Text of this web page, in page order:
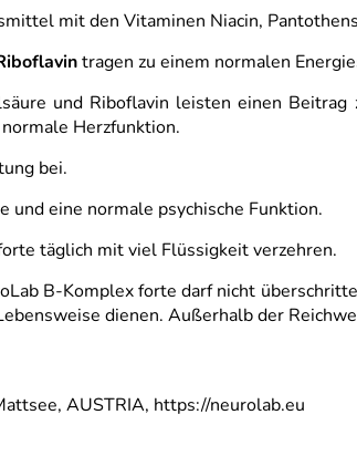
mit den Vitaminen Niacin,
tragen zu einem normalen
und Riboflavin leisten einen
Herzfunktion.
bei.
eine normale psychische Funktion.
täglich mit viel Flüssigkeit verzehren.
B-Komplex forte darf nicht
dienen. Außerhalb der
AUSTRIA, https://neurolab.eu